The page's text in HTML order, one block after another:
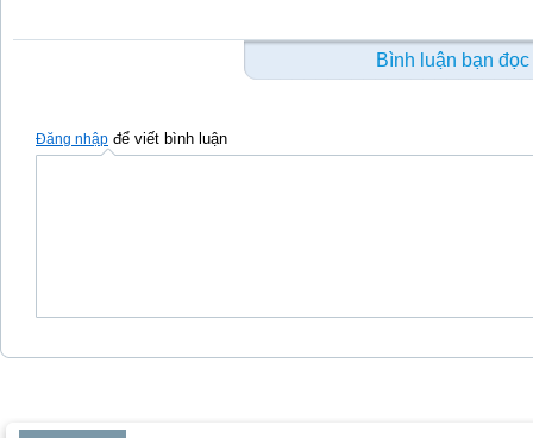
Bình luận bạn đọc
Đăng nhập để viết bình luận